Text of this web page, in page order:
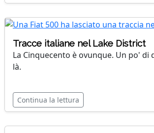
Tracce italiane nel Lake District
La Cinquecento è ovunque. Un po' di
là.
Continua la lettura